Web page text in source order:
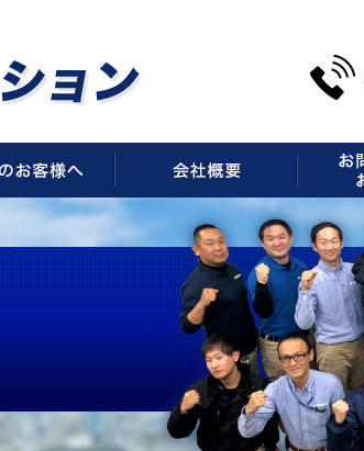
法人のお客様へ 会社概要